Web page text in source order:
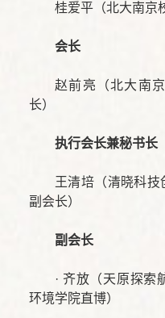
桂爱平（北大南京
会长
赵前亮（北大南
长）
执行会长兼秘书长
王清培（清晓科
副会长）
副会长
· 齐放（天原探索
环境学院直博）